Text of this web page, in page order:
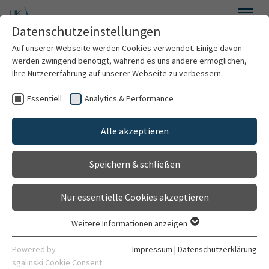
Zum Hauptinhalt springen
Aktuelles
Veranstaltungen
Stellenmarkt
EN
Aktuelles und Veranstaltungen
Aktuelle Meldungen
Datenschutzeinstellungen
Auf unserer Webseite werden Cookies verwendet. Einige davon
werden zwingend benötigt, während es uns andere ermöglichen,
Ihre Nutzererfahrung auf unserer Webseite zu verbessern.
Essentiell Analytics & Performance
Alle akzeptieren
Speichern & schließen
Nur essentielle Cookies akzeptieren
Essentielle Cookies werden für grundlegende Funktionen der
Webseite benötigt. Dadurch ist gewährleistet, dass die
Weitere Informationen anzeigen
Powered by
sgalinski Cookie Consent
Impressum | Datenschutzerklärung